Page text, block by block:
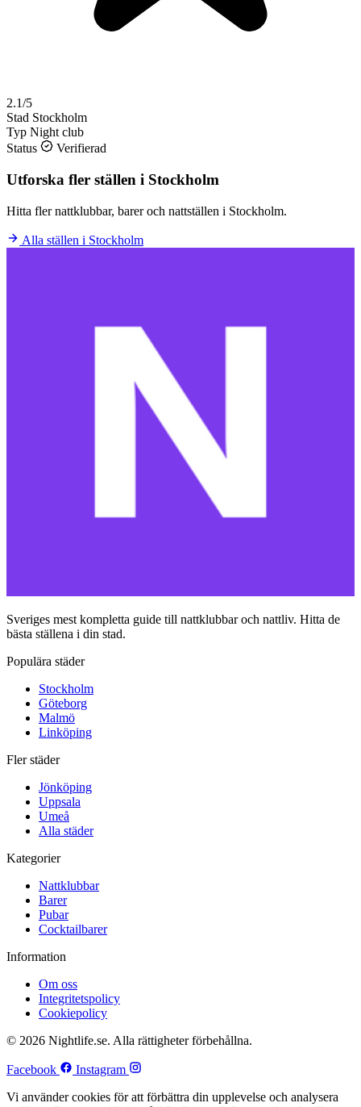
2.1/5
Stad Stockholm
Typ Night club
Status
Verifierad
Utforska fler ställen i Stockholm
Hitta fler nattklubbar, barer och nattställen i Stockholm.
Alla ställen i Stockholm
Sveriges mest kompletta guide till nattklubbar och nattliv. Hitta de
bästa ställena i din stad.
Populära städer
Stockholm
Göteborg
Malmö
Linköping
Fler städer
Jönköping
Uppsala
Umeå
Alla städer
Kategorier
Nattklubbar
Barer
Pubar
Cocktailbarer
Information
Om oss
Integritetspolicy
Cookiepolicy
© 2026 Nightlife.se. Alla rättigheter förbehållna.
Facebook
Instagram
Vi använder cookies för att förbättra din upplevelse och analysera